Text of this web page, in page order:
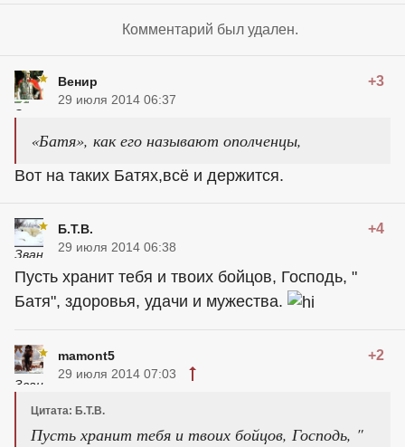
Комментарий был удален.
Венир +3
29 июля 2014 06:37
«Батя», как его называют ополченцы,
Вот на таких Батях,всё и держится.
Б.Т.В. +4
29 июля 2014 06:38
Пусть хранит тебя и твоих бойцов, Господь, "
Батя", здоровья, удачи и мужества.
mamont5 +2
29 июля 2014 07:03
Цитата: Б.Т.В.
Пусть хранит тебя и твоих бойцов, Господь, "